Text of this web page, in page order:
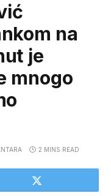
na
je
mnogo
2 MINS READ